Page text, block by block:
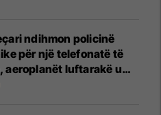
ndihmon policinë
për një telefonatë të
aeroplanët luftarakë u
në ajër për të